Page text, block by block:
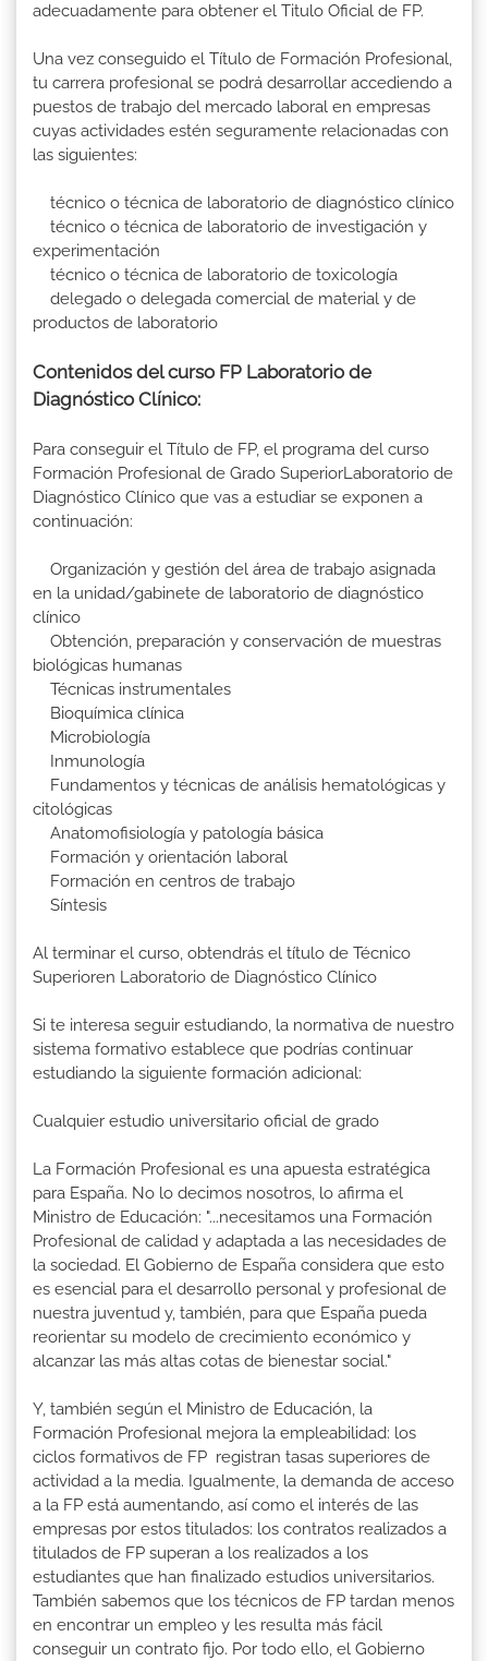
adecuadamente para obtener el Titulo Oficial de FP.
Una vez conseguido el Título de Formación Profesional,
tu carrera profesional se podrá desarrollar accediendo a
puestos de trabajo del mercado laboral en empresas
cuyas actividades estén seguramente relacionadas con
las siguientes:
técnico o técnica de laboratorio de diagnóstico clínico
técnico o técnica de laboratorio de investigación y
experimentación
técnico o técnica de laboratorio de toxicología
delegado o delegada comercial de material y de
productos de laboratorio
Contenidos del curso FP Laboratorio de
Diagnóstico Clínico:
Para conseguir el Título de FP, el programa del curso
Formación Profesional de Grado SuperiorLaboratorio de
Diagnóstico Clínico que vas a estudiar se exponen a
continuación:
Organización y gestión del área de trabajo asignada
en la unidad/gabinete de laboratorio de diagnóstico
clínico
Obtención, preparación y conservación de muestras
biológicas humanas
Técnicas instrumentales
Bioquímica clínica
Microbiología
Inmunología
Fundamentos y técnicas de análisis hematológicas y
citológicas
Anatomofisiología y patología básica
Formación y orientación laboral
Formación en centros de trabajo
Síntesis
Al terminar el curso, obtendrás el título de Técnico
Superioren Laboratorio de Diagnóstico Clínico
Si te interesa seguir estudiando, la normativa de nuestro
sistema formativo establece que podrías continuar
estudiando la siguiente formación adicional:
Cualquier estudio universitario oficial de grado
La Formación Profesional es una apuesta estratégica
para España. No lo decimos nosotros, lo afirma el
Ministro de Educación: "...necesitamos una Formación
Profesional de calidad y adaptada a las necesidades de
la sociedad. El Gobierno de España considera que esto
es esencial para el desarrollo personal y profesional de
nuestra juventud y, también, para que España pueda
reorientar su modelo de crecimiento económico y
alcanzar las más altas cotas de bienestar social."
Y, también según el Ministro de Educación, la
Formación Profesional mejora la empleabilidad: los
ciclos formativos de FP registran tasas superiores de
actividad a la media. Igualmente, la demanda de acceso
a la FP está aumentando, así como el interés de las
empresas por estos titulados: los contratos realizados a
titulados de FP superan a los realizados a los
estudiantes que han finalizado estudios universitarios.
También sabemos que los técnicos de FP tardan menos
en encontrar un empleo y les resulta más fácil
conseguir un contrato fijo. Por todo ello, el Gobierno